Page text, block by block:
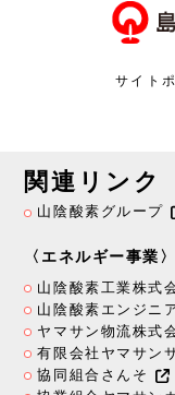
サイト
関連リンク
山陰酸素グループ
〈エネルギー事業〉
山陰酸素工業株式
山陰酸素エンジニ
ヤマサン物流株式
有限会社ヤマサン
協同組合さんそ